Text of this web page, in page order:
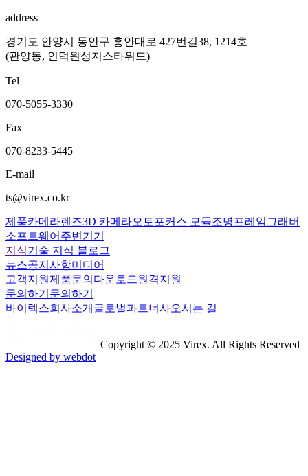
address
경기도 안양시 동안구 흥안대로 427번길38, 1214호
(관양동, 인덕원성지스타위드)
Tel
070-5055-3330
Fax
070-8233-5445
E-mail
ts@virex.co.kr
제품카메라렌즈3D 카메라오토포커스 모듈조명 프레임그래버
소프트웨어 주변기기
지식기술 지식 블로그
뉴스공지사항미디어
고객지원제품문의 다운로드원격지원
문의하기 문의하기
바이렉스회사소개 글로벌파트너사오시는 길
Copyright © 2025 Virex. All Rights Reserved
Designed by webdot